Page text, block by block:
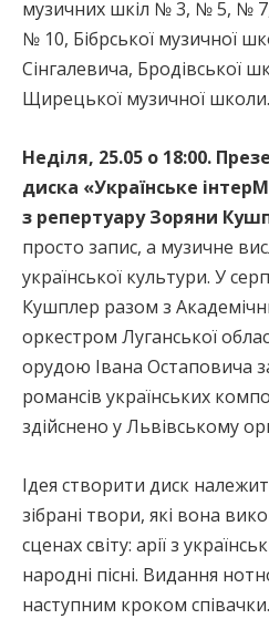
музичних шкіл № 3, № 5, №
№ 10, Бібрської музичної
Сінгалевича, Бродівської
Щирецької музичної школи.
Неділя, 25.05 о 18:00.
диска «Українське
з репертуару Зоряни
просто запис, а музичне
української культури. У
Кушплер разом з
оркестром Луганської
орудою Івана Остаповича
романсів українських
здійснено у Львівському
Ідея створити диск
зібрані твори, які вона
сценах світу: арії з
народні пісні. Видання
наступним кроком співачки.